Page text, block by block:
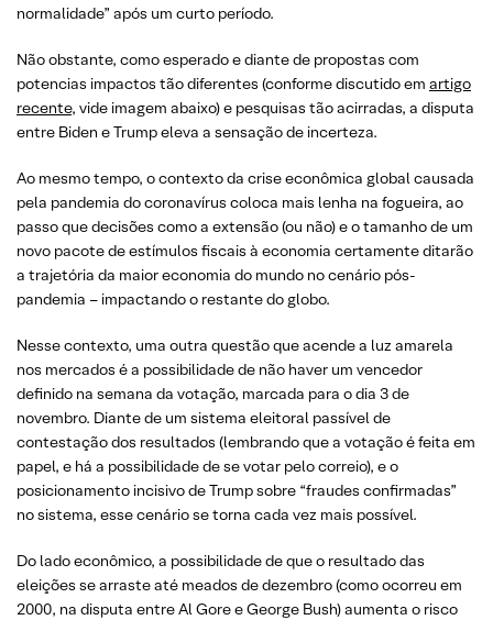
normalidade” após um curto período.
Não obstante, como esperado e diante de propostas com
potencias impactos tão diferentes (conforme discutido em artigo
recente, vide imagem abaixo) e pesquisas tão acirradas, a disputa
entre Biden e Trump eleva a sensação de incerteza.
Ao mesmo tempo, o contexto da crise econômica global causada
pela pandemia do coronavírus coloca mais lenha na fogueira, ao
passo que decisões como a extensão (ou não) e o tamanho de um
novo pacote de estímulos fiscais à economia certamente ditarão
a trajetória da maior economia do mundo no cenário pós-
pandemia – impactando o restante do globo.
Nesse contexto, uma outra questão que acende a luz amarela
nos mercados é a possibilidade de não haver um vencedor
definido na semana da votação, marcada para o dia 3 de
novembro. Diante de um sistema eleitoral passível de
contestação dos resultados (lembrando que a votação é feita em
papel, e há a possibilidade de se votar pelo correio), e o
posicionamento incisivo de Trump sobre “fraudes confirmadas”
no sistema, esse cenário se torna cada vez mais possível.
Do lado econômico, a possibilidade de que o resultado das
eleições se arraste até meados de dezembro (como ocorreu em
2000, na disputa entre Al Gore e George Bush) aumenta o risco